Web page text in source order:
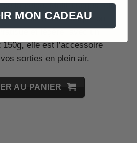
de la neige. Multi-usages, elle
de cou, demi-masque ou
elle est l’accessoire
sorties en plein air.
AU PANIER
MON CADEAU